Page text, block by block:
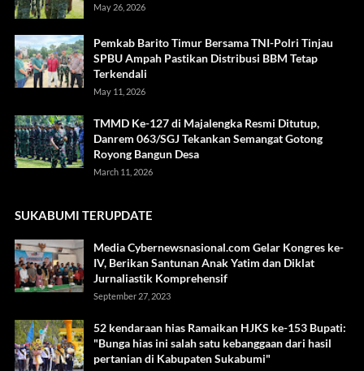
May 26, 2026
Pemkab Barito Timur Bersama TNI-Polri Tinjau
SPBU Ampah Pastikan Distribusi BBM Tetap
Terkendali
May 11, 2026
TMMD Ke-127 di Majalengka Resmi Ditutup,
Danrem 063/SGJ Tekankan Semangat Gotong
Royong Bangun Desa
March 11, 2026
SUKABUMI TERUPDATE
Media Cybernewsnasional.com Gelar Kongres ke-
IV, Berikan Santunan Anak Yatim dan Diklat
Jurnaliastik Komprehensif
September 27, 2023
52 kendaraan hias Ramaikan HJKS ke-153 Bupati:
"Bunga hias ini salah satu kebanggaan dari hasil
pertanian di Kabupaten Sukabumi"